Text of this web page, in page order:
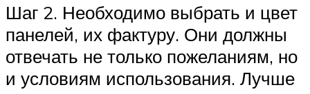
Шаг 2. Необходимо выбрать и цвет
панелей, их фактуру. Они должны
отвечать не только пожеланиям, но
и условиям использования. Лучше